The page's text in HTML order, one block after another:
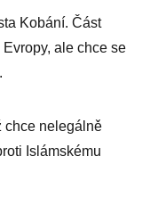
Kobání. Část
ale chce se
chce nelegálně
Islámskému